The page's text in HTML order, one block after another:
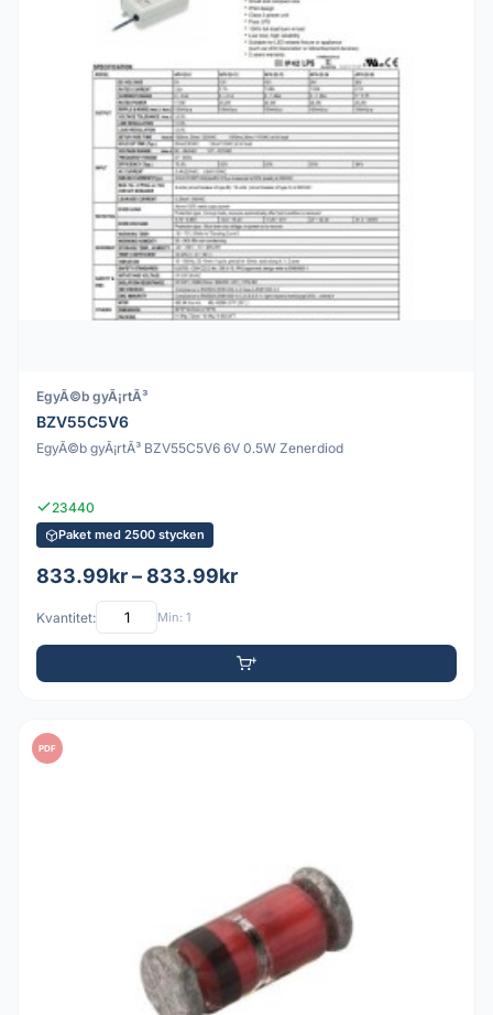
EgyÃ©b gyÃ¡rtÃ³
BZV55C5V6
EgyÃ©b gyÃ¡rtÃ³ BZV55C5V6 6V 0.5W Zenerdiod
23440
Paket med 2500 stycken
833.99kr – 833.99kr
Kvantitet: Min: 1
PDF